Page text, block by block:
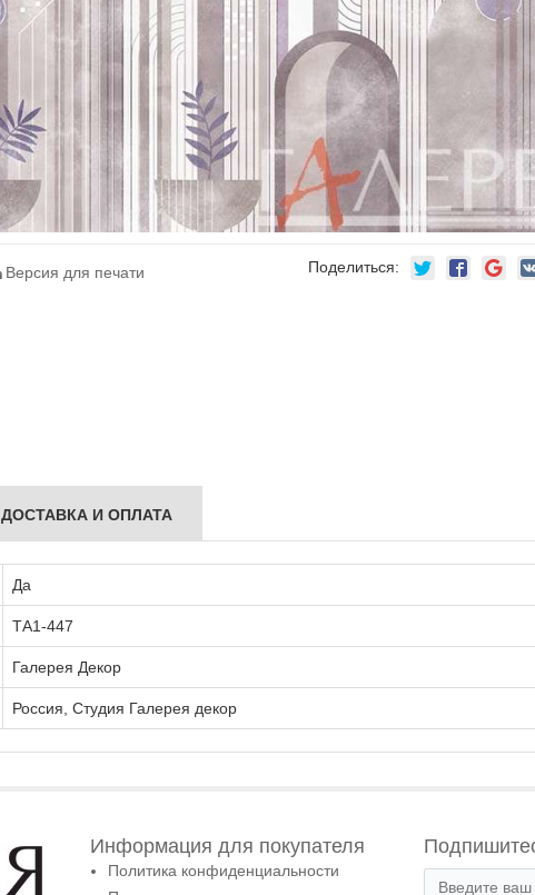
Версия для печати Поделиться:
ДОСТАВКА И ОПЛАТА
Да
ТА1-447
Галерея Декор
Россия, Студия Галерея декор
Информация для покупателя
Политика конфиденциальности